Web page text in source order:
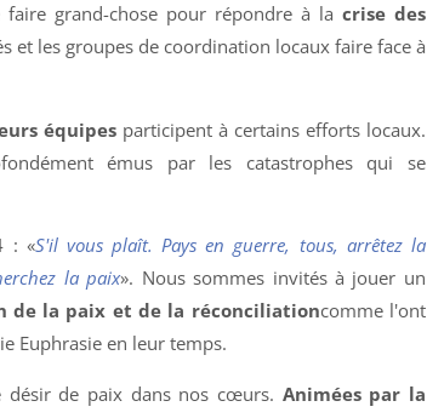
grand-chose pour répondre à la crise des
et les groupes de coordination locaux faire face à
équipesparticipent à certains efforts locaux.
émus par les catastrophes qui se
: «S'il vous plaît. Pays en guerre, tous, arrêtez la
la paix». Nous sommes invités à jouer un
de la paix et de la réconciliationcomme l'ont
Euphrasie en leur temps.
désir de paix dans nos cœurs. Animées par la